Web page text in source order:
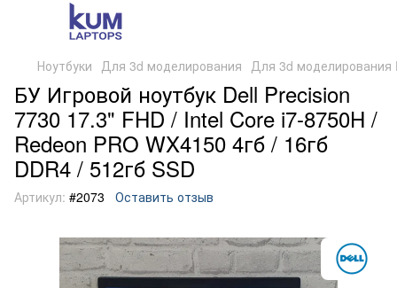
Ноутбуки Для 3d моделирования Для 3d моделирования
БУ Игровой ноутбук Dell Precision
7730 17.3" FHD / Intel Core i7-8750H /
Redeon PRO WX4150 4гб / 16гб
DDR4 / 512гб SSD
Артикул: #2073 Оставить отзыв